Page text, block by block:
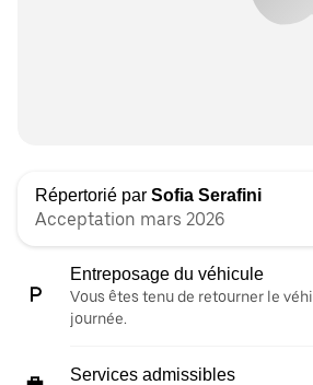
Répertorié par Sofia Serafini
Acceptation mars 2026
Entreposage du véhicule
Vous êtes tenu de retourner le
journée.
Services admissibles